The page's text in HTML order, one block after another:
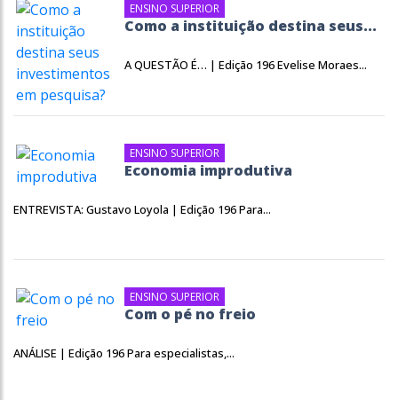
ENSINO SUPERIOR
Como a instituição destina seus...
A QUESTÃO É… | Edição 196 Evelise Moraes...
ENSINO SUPERIOR
Economia improdutiva
ENTREVISTA: Gustavo Loyola | Edição 196 Para...
ENSINO SUPERIOR
Com o pé no freio
ANÁLISE | Edição 196 Para especialistas,...